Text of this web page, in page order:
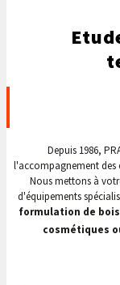
Depuis 1986,
l'accompagnement des
Nous mettons à
d'équipements
formulation de
cosmétiques